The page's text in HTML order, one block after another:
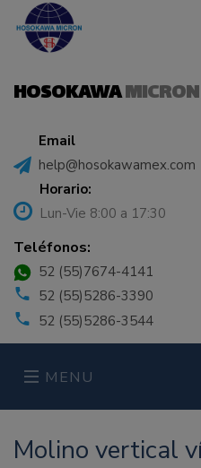
HOSOKAWA
Email
help@hosokawamex.com
Horario:
Lun-Vie 8:00 a 17:30
Teléfonos:
52 (55)7674-4141
52 (55)5286-3390
52 (55)5286-3544
MENU
Molino vertical